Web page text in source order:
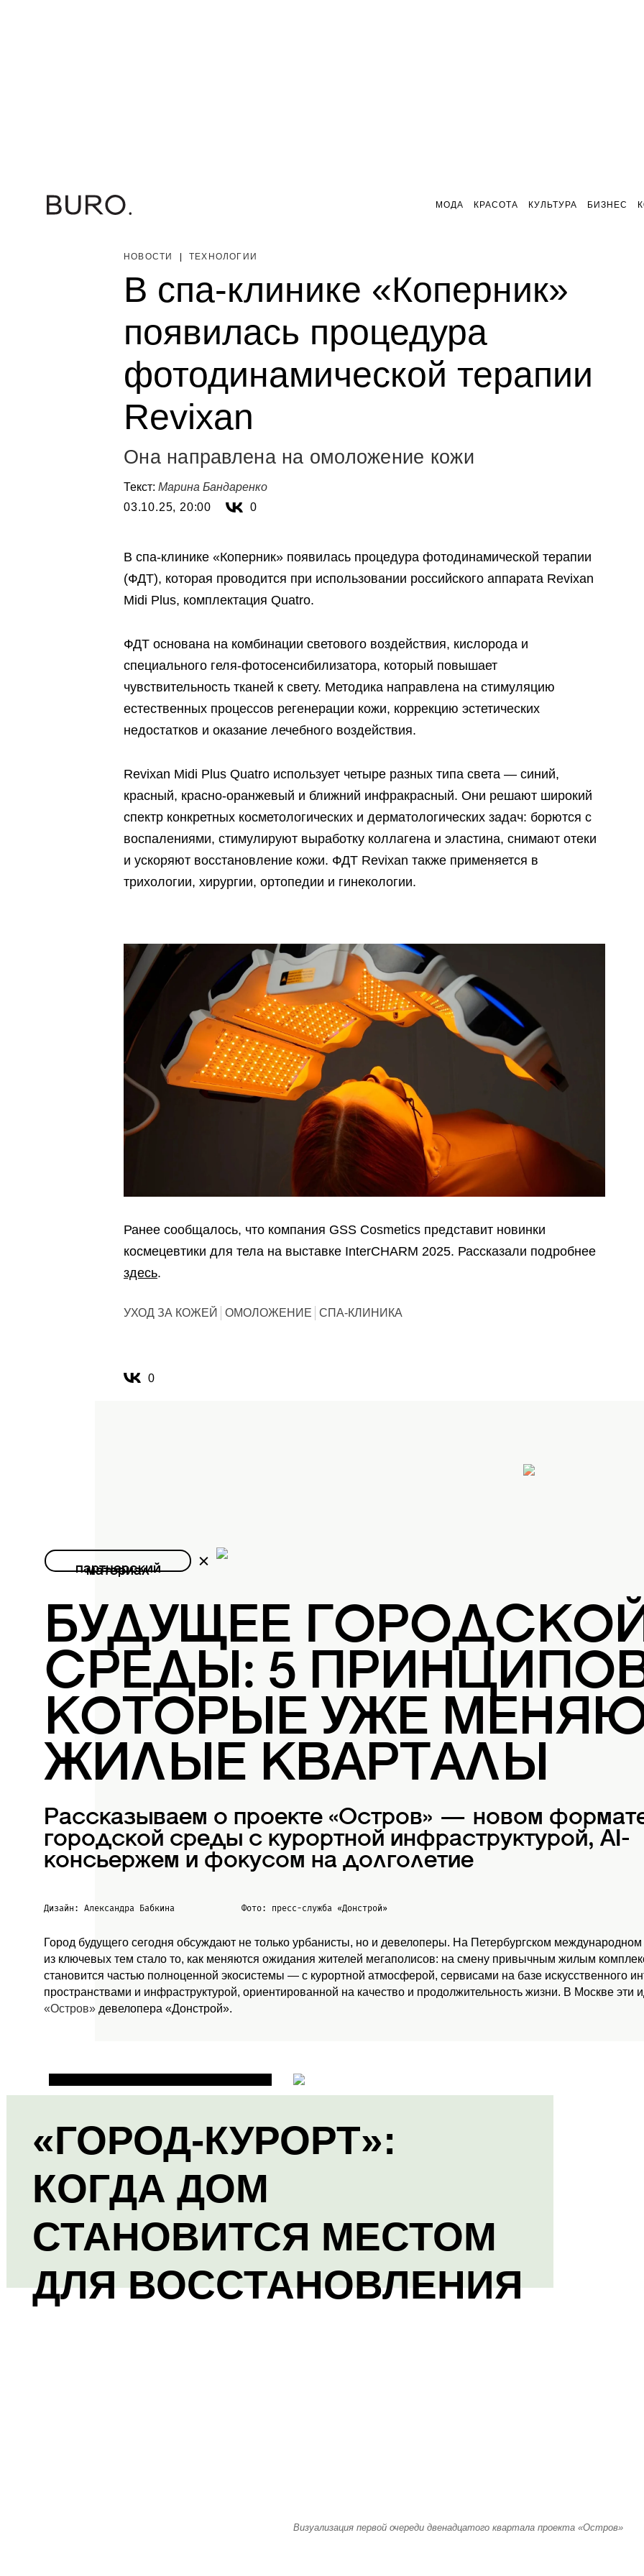
МОДА КРАСОТА КУЛЬТУРА БИЗНЕС
НОВОСТИ ТЕХНОЛОГИИ
В спа-клинике «Коперник»
появилась процедура
фотодинамической терапии
Revixan
Она направлена на омоложение кожи
Текст: Марина Бандаренко
03.10.25, 20:00
0
В спа-клинике «Коперник» появилась процедура фотодинамической терапии
(ФДТ), которая проводится при использовании российского аппарата Revixan
Midi Plus, комплектация Quatro.
ФДТ основана на комбинации светового воздействия, кислорода и
специального геля-фотосенсибилизатора, который повышает
чувствительность тканей к свету. Методика направлена на стимуляцию
естественных процессов регенерации кожи, коррекцию эстетических
недостатков и оказание лечебного воздействия.
Revixan Midi Plus Quatro использует четыре разных типа света — синий,
красный, красно-оранжевый и ближний инфракрасный. Они решают широкий
спектр конкретных косметологических и дерматологических задач: борются с
воспалениями, стимулируют выработку коллагена и эластина, снимают отеки
и ускоряют восстановление кожи. ФДТ Revixan также применяется в
трихологии, хирургии, ортопедии и гинекологии.
Ранее сообщалось, что компания GSS Cosmetics представит новинки
космецевтики для тела на выставке InterCHARM 2025. Рассказали подробнее
здесь.
УХОД ЗА КОЖЕЙ ОМОЛОЖЕНИЕ СПА-КЛИНИКА
0
партнерский
материал
БУДУЩЕЕ
СРЕДЫ: 5
КОТОРЫЕ УЖЕ
ЖИЛЫЕ КВАРТАЛЫ
Рассказываем о проекте «Остров» — новом
городской среды с курортной инфраструктурой, AI-
консьержем и фокусом на долголетие
Дизайн: Александра Бабкина Фото: пресс-служба «Донстрой»
Город будущего сегодня обсуждают не только урбанисты, но и девелоперы. На Петербургском
из ключевых тем стало то, как меняются ожидания жителей мегаполисов: на смену привычным жилым
становится частью полноценной экосистемы — с курортной атмосферой, сервисами на базе искусственного
пространствами и инфраструктурой, ориентированной на качество и продолжительность жизни. В Москве
«Остров» девелопера «Донстрой».
«ГОРОД-КУРОРТ»:
КОГДА ДОМ
СТАНОВИТСЯ МЕСТОМ
ДЛЯ ВОССТАНОВЛЕНИЯ
Визуализация первой очереди двенадцатого квартала проекта «Остров»